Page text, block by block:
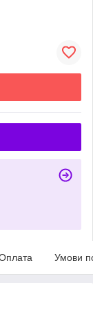
Умови